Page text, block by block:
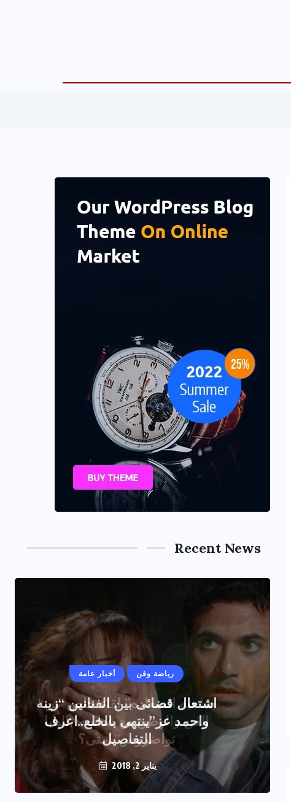
Recent News
أخبار عامة رياضة وفن
اشتعال قضائى بين الفنانين “زينه
واحمد عز”ينتهى بالخلع..اعرف
التفاصيل
يناير 2, 2018